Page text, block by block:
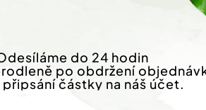
do 24 hodin
po obdržení
částky na náš účet.